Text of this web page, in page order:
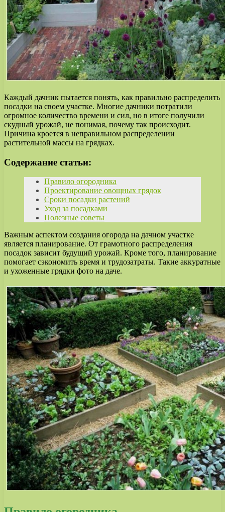
Каждый дачник пытается понять, как правильно распределить
посадки на своем участке. Многие дачники потратили
огромное количество времени и сил, но в итоге получили
скудный урожай, не понимая, почему так происходит.
Причина кроется в неправильном распределении
растительной массы на грядках.
Содержание статьи:
Правило огородника
Проектирование овощных грядок
Сроки посадки растений
Уход за посадками
Полезные советы
Важным аспектом создания огорода на дачном участке
является планирование. От грамотного распределения
посадок зависит будущий урожай. Кроме того, планирование
помогает сэкономить время и трудозатраты. Такие аккуратные
и ухоженные грядки фото на даче.